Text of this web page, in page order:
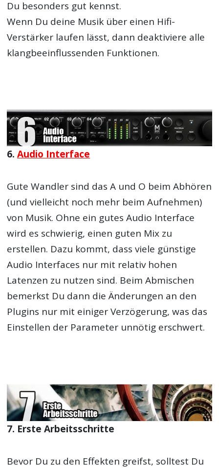
Du besonders gut kennst.
Wenn Du deine Musik über einen Hifi-
Verstärker laufen lässt, dann deaktiviere alle
klangbeeinflussenden Funktionen.
6.Audio Interface
Gute Wandler sind das A und O beim Abhören
(und vielleicht noch mehr beim Aufnehmen)
von Musik. Ohne ein gutes Audio Interface
wird es schwierig, einen guten Mix zu
erstellen. Dazu kommt, dass viele günstige
Audio Interfaces nur mit relativ hohen
Latenzen zu nutzen sind. Beim Abmischen
bemerkst Du dann die Änderungen an den
Plugins nur mit einiger Verzögerung, was das
Einstellen der Parameter unnötig erschwert.
7. Erste Arbeitsschritte
Bevor Du zu den Effekten greifst, solltest Du